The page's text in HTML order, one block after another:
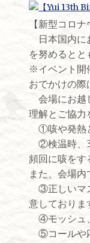
【新型コロ
日本国内に
を努めるとと
※イベント開
おでかけの際
会場にお越
理解とご協力
①咳や発熱
②検温時、
頻回に咳をす
また、会場
③正しいマ
意しておりま
④モッシュ
⑤コールや